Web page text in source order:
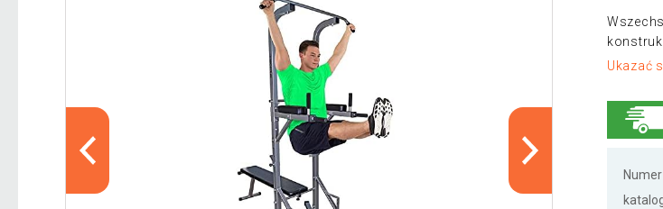
Ukazać
Numer